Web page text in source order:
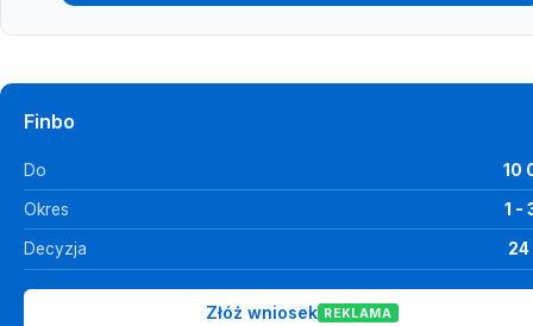
Finbo
Do 10
Okres 1 -
Decyzja 24
Złóż wniosek REKLAMA